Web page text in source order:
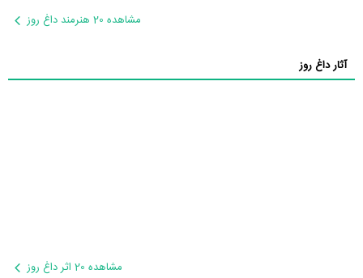
مشاهده 20 هنرمند داغ روز
آثار داغ روز
مشاهده 20 اثر داغ روز